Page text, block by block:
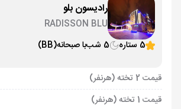
رادیسون بلو
RADISSON BLU
5 ستاره
5 شب با صبحانه(BB)
قیمت 2 تخته (هرنفر)
قیمت 1 تخته (هرنفر)